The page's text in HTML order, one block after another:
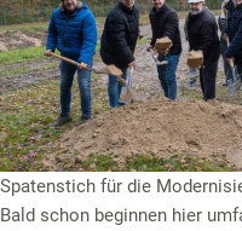
Spatenstich für die
Bald schon beginnen hier